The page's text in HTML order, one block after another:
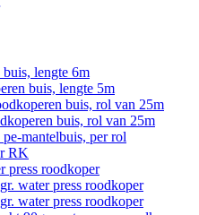
buis, lengte 6m
buis, lengte 5m
buis, rol van 25m
buis, rol van 25m
mantelbuis, per rol
RK
press roodkoper
water press roodkoper
water press roodkoper